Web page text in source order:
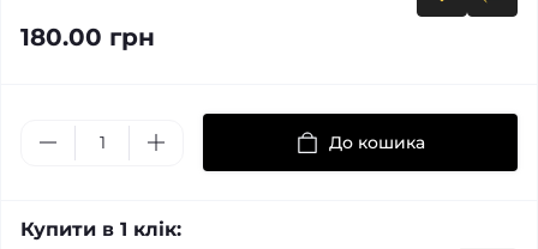
180.00 грн
До кошика
Купити в 1 клік: